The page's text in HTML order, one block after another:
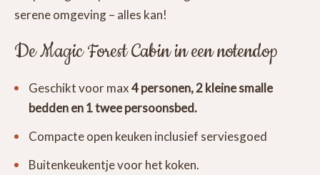
serene omgeving – alles kan!
De Magic Forest Cabin in een notendop
Geschikt voor max4 personen, 2 kleine smalle
bedden en 1 twee persoonsbed.
Compacte open keuken inclusief serviesgoed
Buitenkeukentje voor het koken.